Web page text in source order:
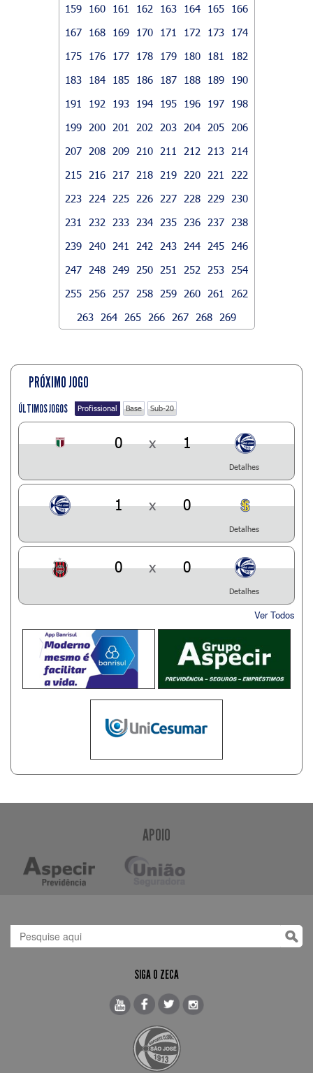
159
160 161 162 163 164 165
166
167
168 169 170 171 172 173
174
175
176 177 178 179 180 181
182
183
184 185 186 187 188 189
190
191
192 193 194 195 196 197
198
199
200 201 202 203 204 205
206
207
208 209 210 211 212 213
214
215
216 217 218 219 220 221
222
223
224 225 226 227 228 229
230
231
232 233 234 235 236 237
238
239
240 241 242 243 244 245
246
247
248 249 250 251 252 253
254
255
256 257 258 259 260 261
262
263
264 265 266 267 268 269
PRÓXIMO JOGO
ÚLTIMOS JOGOS Profissional Base Sub-20
0 x 1
Detalhes
1 x 0
Detalhes
0 x 0
Detalhes
Ver Todos
APOIO
SIGA O ZECA